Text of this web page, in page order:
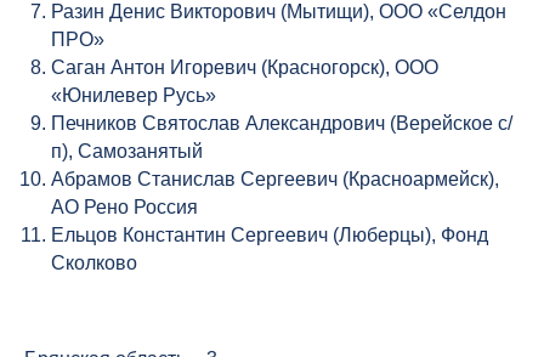
Разин Денис Викторович (Мытищи), ООО «Селдон
ПРО»
Саган Антон Игоревич (Красногорск), ООО
«Юнилевер Русь»
Печников Святослав Александрович (Верейское с/
п), Самозанятый
Абрамов Станислав Сергеевич (Красноармейск),
АО Рено Россия
Ельцов Константин Сергеевич (Люберцы), Фонд
Сколково